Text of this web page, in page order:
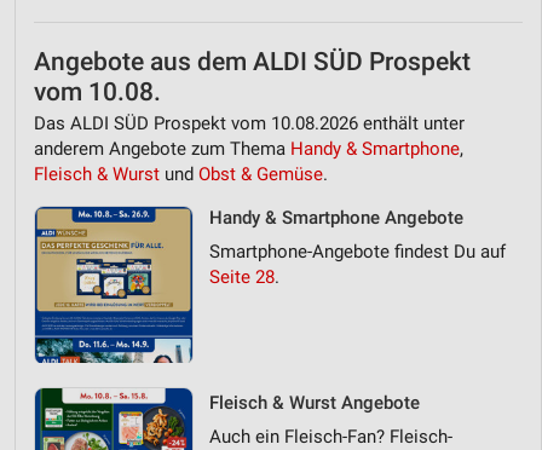
Angebote aus dem ALDI SÜD Prospekt
vom 10.08.
Das ALDI SÜD Prospekt vom 10.08.2026 enthält unter
anderem Angebote zum Thema Handy & Smartphone,
Fleisch & Wurst und Obst & Gemüse.
Handy & Smartphone Angebote
Smartphone-Angebote findest Du auf
Seite 28.
Fleisch & Wurst Angebote
Auch ein Fleisch-Fan? Fleisch-